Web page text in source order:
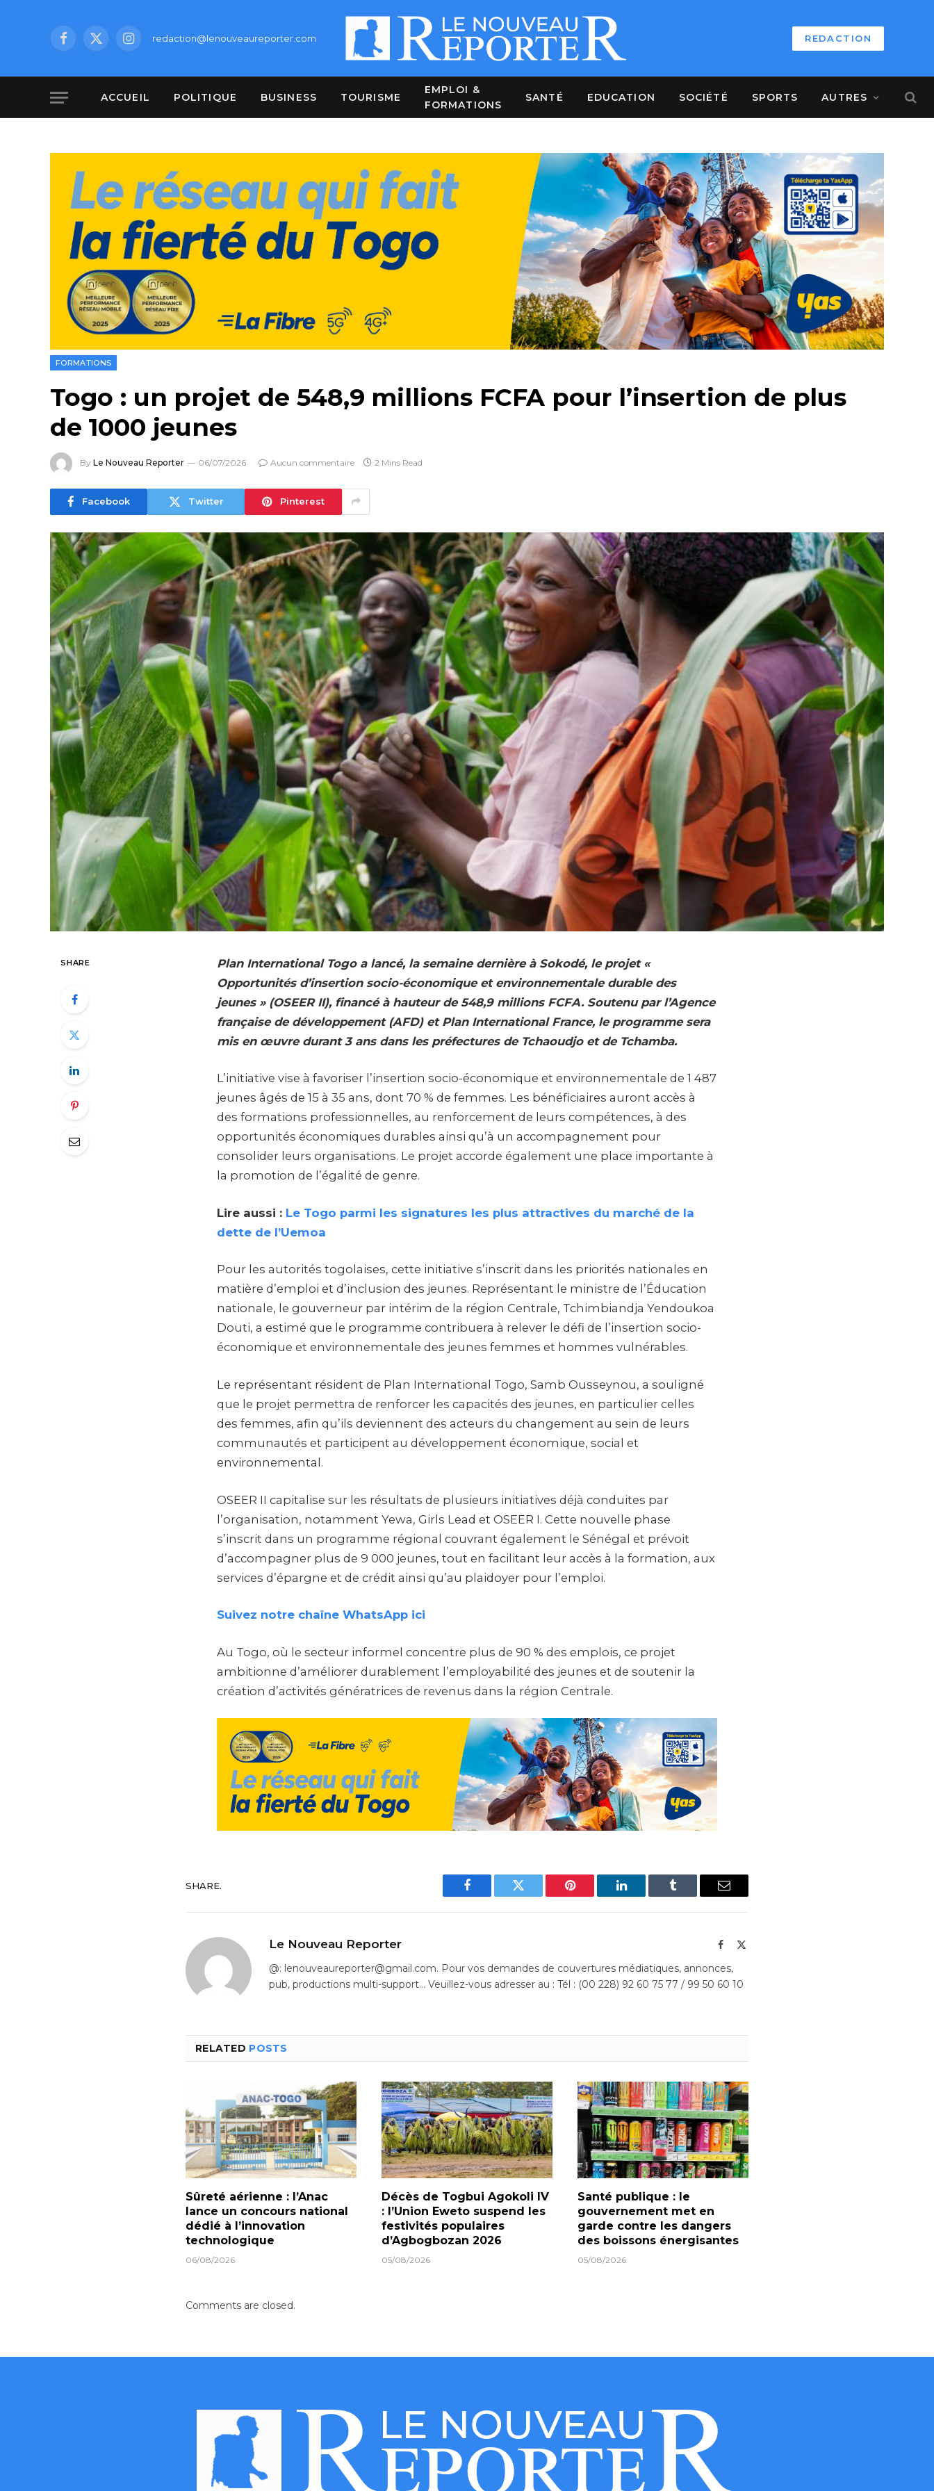
Facebook
X
Instagramredaction@lenouveaureporter.com REDACTION
ACCUEIL POLITIQUE BUSINESS TOURISME
EMPLOI &
FORMATIONS
SANTÉ EDUCATION SOCIÉTÉ SPORTS AUTRES
FORMATIONS
Togo : un projet de 548,9 millions FCFA pour l’insertion de plus
de 1000 jeunes
By Le Nouveau Reporter 06/07/2026 Aucun commentaire 2 Mins Read
Facebook Twitter Pinterest
SHARE
Plan International Togo a lancé, la semaine dernière à Sokodé, le projet «
Opportunités d’insertion socio-économique et environnementale durable des
jeunes » (OSEER II), financé à hauteur de 548,9 millions FCFA. Soutenu par l’Agence
française de développement (AFD) et Plan International France, le programme sera
mis en œuvre durant 3 ans dans les préfectures de Tchaoudjo et de Tchamba.
L’initiative vise à favoriser l’insertion socio-économique et environnementale de 1 487
jeunes âgés de 15 à 35 ans, dont 70 % de femmes. Les bénéficiaires auront accès à
des formations professionnelles, au renforcement de leurs compétences, à des
opportunités économiques durables ainsi qu’à un accompagnement pour
consolider leurs organisations. Le projet accorde également une place importante à
la promotion de l’égalité de genre.
Lire aussi : Le Togo parmi les signatures les plus attractives du marché de la
dette de l’Uemoa
Pour les autorités togolaises, cette initiative s’inscrit dans les priorités nationales en
matière d’emploi et d’inclusion des jeunes. Représentant le ministre de l’Éducation
nationale, le gouverneur par intérim de la région Centrale, Tchimbiandja Yendoukoa
Douti, a estimé que le programme contribuera à relever le défi de l’insertion socio-
économique et environnementale des jeunes femmes et hommes vulnérables.
Le représentant résident de Plan International Togo, Samb Ousseynou, a souligné
que le projet permettra de renforcer les capacités des jeunes, en particulier celles
des femmes, afin qu’ils deviennent des acteurs du changement au sein de leurs
communautés et participent au développement économique, social et
environnemental.
OSEER II capitalise sur les résultats de plusieurs initiatives déjà conduites par
l’organisation, notamment Yewa, Girls Lead et OSEER I. Cette nouvelle phase
s’inscrit dans un programme régional couvrant également le Sénégal et prévoit
d’accompagner plus de 9 000 jeunes, tout en facilitant leur accès à la formation, aux
services d’épargne et de crédit ainsi qu’au plaidoyer pour l’emploi.
Suivez notre chaîne WhatsApp ici
Au Togo, où le secteur informel concentre plus de 90 % des emplois, ce projet
ambitionne d’améliorer durablement l’employabilité des jeunes et de soutenir la
création d’activités génératrices de revenus dans la région Centrale.
SHARE.
Facebook Twitter Pinterest LinkedIn Tumblr Email
Le Nouveau Reporter Facebook
@: lenouveaureporter@gmail.com. Pour vos demandes de couvertures médiatiques, annonces,
pub, productions multi-support… Veuillez-vous adresser au : Tél : (00 228) 92 60 75 77 / 99 50 60 10
RELATED POSTS
Sûreté aérienne : l’Anac
lance un concours national
dédié à l’innovation
technologique
06/08/2026
Décès de Togbui Agokoli IV
: l’Union Eweto suspend les
festivités populaires
d’Agbogbozan 2026
05/08/2026
Santé publique : le
gouvernement met en
garde contre les dangers
des boissons énergisantes
05/08/2026
Comments are closed.